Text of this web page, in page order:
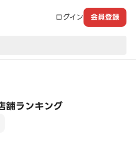
ログイン 会員登録
舗ランキング